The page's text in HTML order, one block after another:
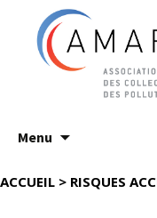
Menu
au
ACCUEIL > RISQUES